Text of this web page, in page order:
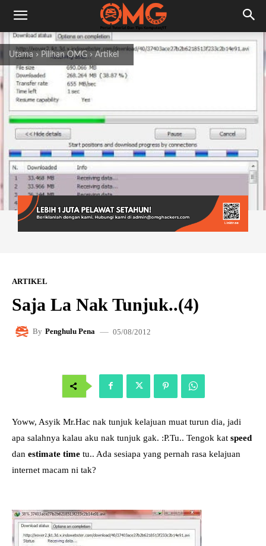
Utama Pilihan OMG Artikel
ARTIKEL
Saja La Nak Tunjuk..(4)
By Penghulu Pena 05/08/2012
Yoww, Asyik Mr.Hac nak tunjuk kelajuan muat turun dia, jadi
apa salahnya kalau aku nak tunjuk gak. :P.Tu.. Tengok kat speed
dan estimate time tu.. Ada sesiapa yang pernah rasa kelajuan
internet macam ni tak?